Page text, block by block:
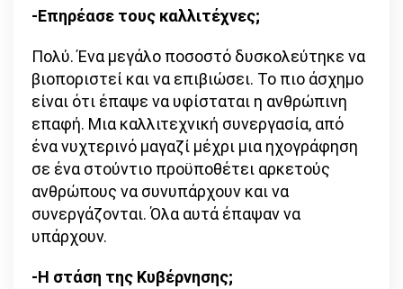
-Επηρέασε τους καλλιτέχνες;
Πολύ. Ένα μεγάλο ποσοστό δυσκολεύτηκε να
βιοποριστεί και να επιβιώσει. Το πιο άσχημο
είναι ότι έπαψε να υφίσταται η ανθρώπινη
επαφή. Μια καλλιτεχνική συνεργασία, από
ένα νυχτερινό μαγαζί μέχρι μια ηχογράφηση
σε ένα στούντιο προϋποθέτει αρκετούς
ανθρώπους να συνυπάρχουν και να
συνεργάζονται. Όλα αυτά έπαψαν να
υπάρχουν.
-Η στάση της Κυβέρνησης;